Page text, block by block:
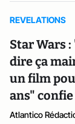
REVELATIONS
Star Wars :
dire ça
un film
ans" confie
Atlantico